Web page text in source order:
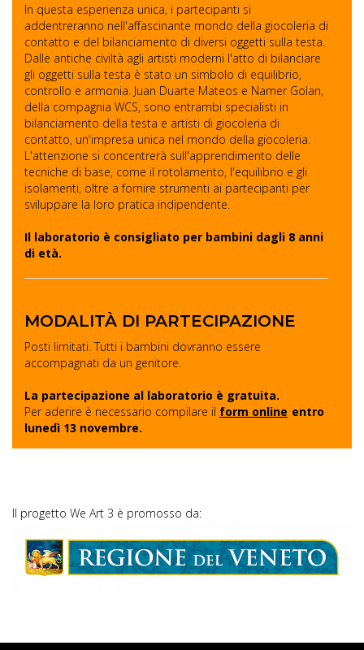
In questa esperienza unica, i partecipanti si
addentreranno nell'affascinante mondo della giocoleria di
contatto e del bilanciamento di diversi oggetti sulla testa.
Dalle antiche civiltà agli artisti moderni l'atto di bilanciare
gli oggetti sulla testa è stato un simbolo di equilibrio,
controllo e armonia. Juan Duarte Mateos e Namer Golan,
della compagnia WCS, sono entrambi specialisti in
bilanciamento della testa e artisti di giocoleria di
contatto, un'impresa unica nel mondo della giocoleria.
L'attenzione si concentrerà sull'apprendimento delle
tecniche di base, come il rotolamento, l'equilibrio e gli
isolamenti, oltre a fornire strumenti ai partecipanti per
sviluppare la loro pratica indipendente.
Il laboratorio è consigliato per bambini dagli 8 anni
di età.
MODALITÀ DI PARTECIPAZIONE
Posti limitati. Tutti i bambini dovranno essere
accompagnati da un genitore.
La partecipazione al laboratorio è gratuita.
Per aderire è necessario compilare il form online entro
lunedì 13 novembre.
Il progetto We Art 3 è promosso da: